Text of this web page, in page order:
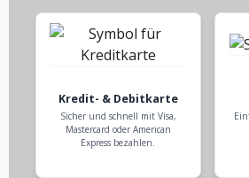
Kredit- & Debitkarte
Sicher und schnell mit Visa,
Mastercard oder American
Express bezahlen.